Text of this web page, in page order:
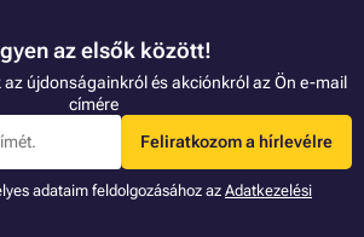
az elsők között!
újdonságainkról és akciónkról az Ön e-mail
címére
Feliratkozom a hírlevélre
adataim feldolgozásához az Adatkezelési